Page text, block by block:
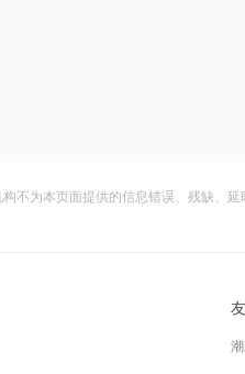
为本页面提供的信息错误、残缺、